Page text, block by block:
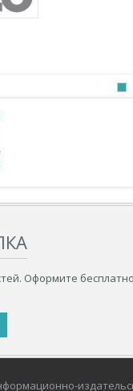
Оформите